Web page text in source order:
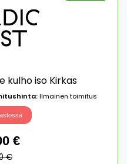
kulho iso Kirkas
Ilmainen toimitus
€
€